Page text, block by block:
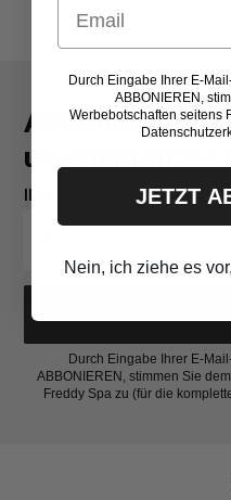
Abonnieren sie
un erhalten Sie
Ihre E-mail schreiben
Durch Eingabe Ihrer E-
ABBONIEREN, stimmen Sie
Freddy Spa zu (für die
Durch Eingabe Ihrer E-
ABBONIEREN,
Werbebotschaften seitens
JETZT
Nein, ich ziehe es